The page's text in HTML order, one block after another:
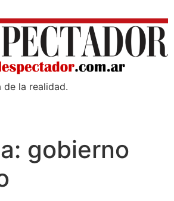
de la realidad.
gobierno